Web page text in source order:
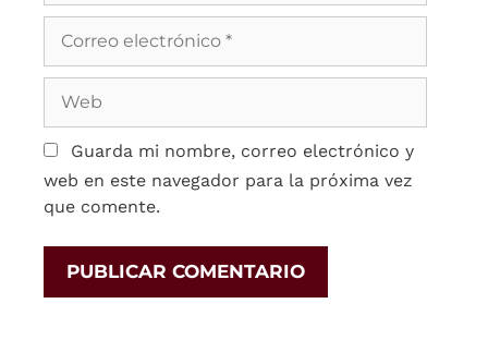
Guarda mi nombre, correo electrónico y
web en este navegador para la próxima vez
que comente.